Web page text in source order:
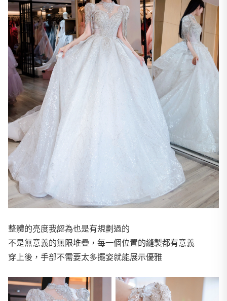
整體的亮度我認為也是有規劃過的
不是無意義的無限堆疊，每一個位置的縫製都有意義
穿上後，手部不需要太多擺姿就能展示優雅